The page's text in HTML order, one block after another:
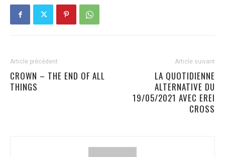
Article précédent
CROWN – THE END OF ALL
THINGS
Article suivant
LA QUOTIDIENNE
ALTERNATIVE DU
19/05/2021 AVEC EREI
CROSS